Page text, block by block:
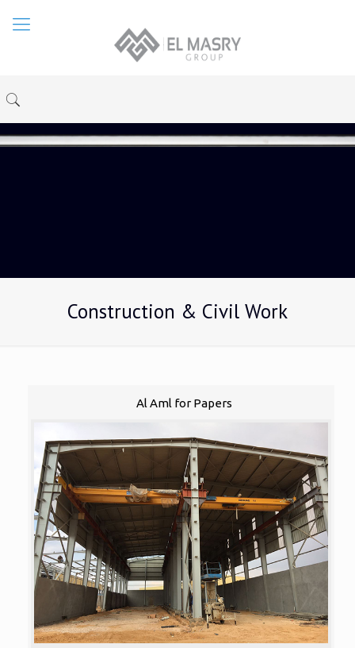
Construction & Civil Work
Al Aml for Papers